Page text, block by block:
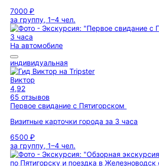
7000 ₽
за группу, 1–4 чел.
3 часа
На автомобиле
индивидуальная
Виктор
4,92
65 отзывов
Первое свидание с Пятигорском
Визитные карточки города за 3 часа
6500 ₽
за группу, 1–4 чел.